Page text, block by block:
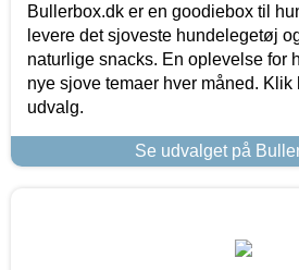
Bullerbox.dk er en goodiebox til
levere det sjoveste hundelegetøj
naturlige snacks. En oplevelse for
nye sjove temaer hver måned. Klik
udvalg.
Se udvalget på